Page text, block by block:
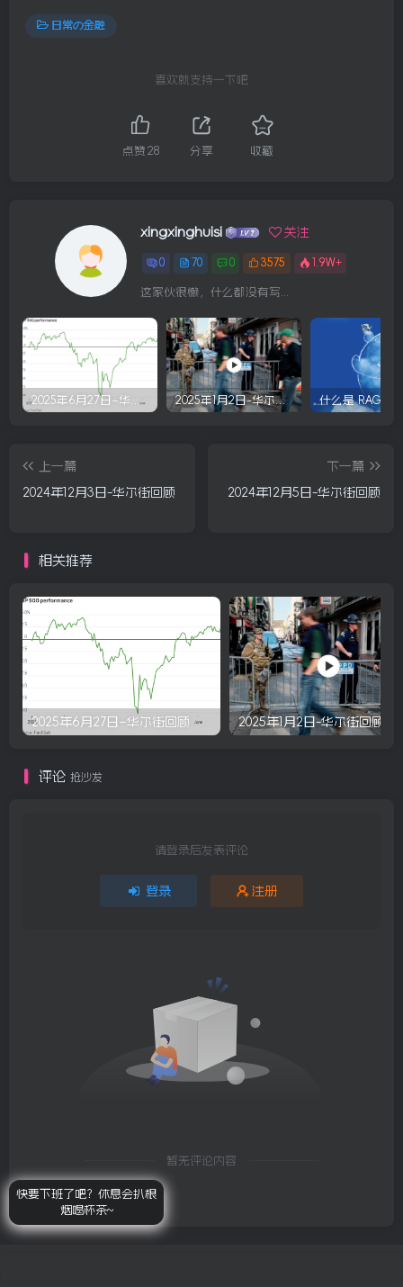
日常の金融
喜欢就支持一下吧
点赞 28 分享 收藏
xingxinghuisi 关注
0 70 0 3575 1.9W+
这家伙很懒，什么都没有写...
2025年6月27日–华尔街回顾 2025年1月2日-华尔街回顾 什么是 RAG？
上一篇
2024年12月3日-华尔街回顾
下一篇
2024年12月5日-华尔街回顾
相关推荐
2025年6月27日–华尔街回顾 2025年1月2日-华尔街回顾
评论 抢沙发
请登录后发表评论
登录 注册
暂无评论内容
快要下班了吧？休息会扒根
烟喝杯茶~